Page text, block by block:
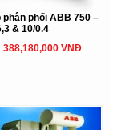
phân phối ABB 750 –
& 10/0.4
388,180,000 VNĐ